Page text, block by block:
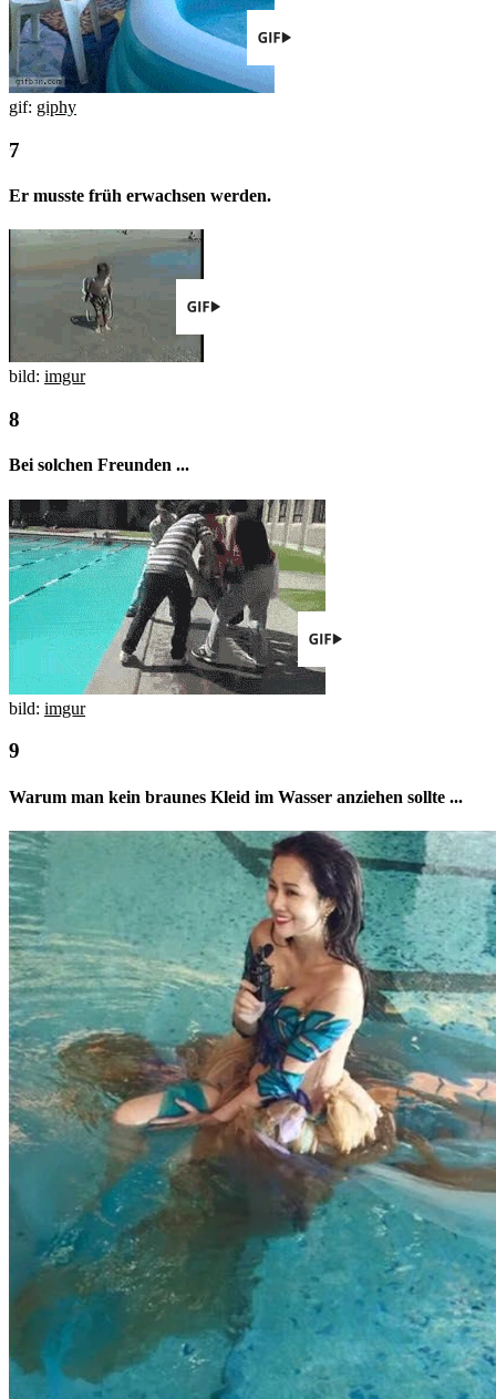
gif: giphy
Er musste früh erwachsen werden.
bild: imgur
Bei solchen Freunden ...
bild: imgur
Warum man kein braunes Kleid im Wasser anziehen sollte ...